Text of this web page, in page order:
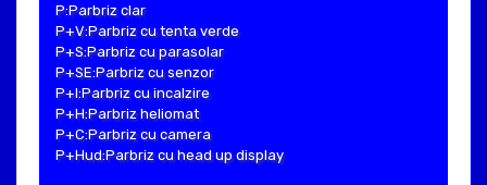
P:Parbriz clar
P+V:Parbriz cu tenta verde
P+S:Parbriz cu parasolar
P+SE:Parbriz cu senzor
P+I:Parbriz cu incalzire
P+H:Parbriz heliomat
P+C:Parbriz cu camera
P+Hud:Parbriz cu head up display